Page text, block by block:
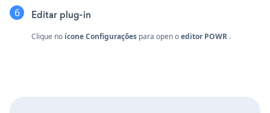
Editar plug-in
Clique no ícone Configurações para open oeditor POWR .